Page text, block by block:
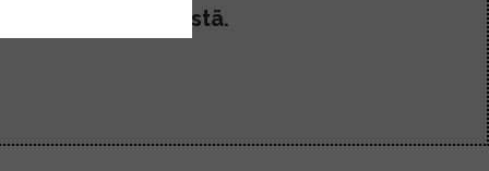
klikkaamalla tästä.